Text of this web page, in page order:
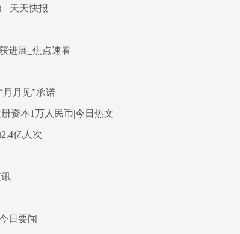
天天快报
进展_焦点速看
月见”承诺
资本1万人民币|今日热文
亿人次
日要闻